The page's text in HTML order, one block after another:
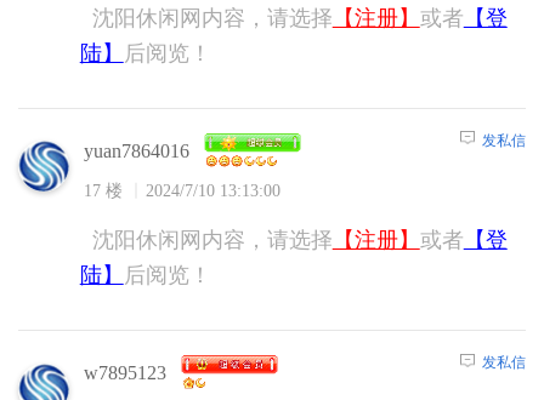
沈阳休闲网内容，请选择 【注册】 或者 【登
陆】
后阅览！
yuan7864016
17 楼 2024/7/10 13:13:00
发私信
沈阳休闲网内容，请选择 【注册】 或者 【登
陆】
后阅览！
w7895123 发私信